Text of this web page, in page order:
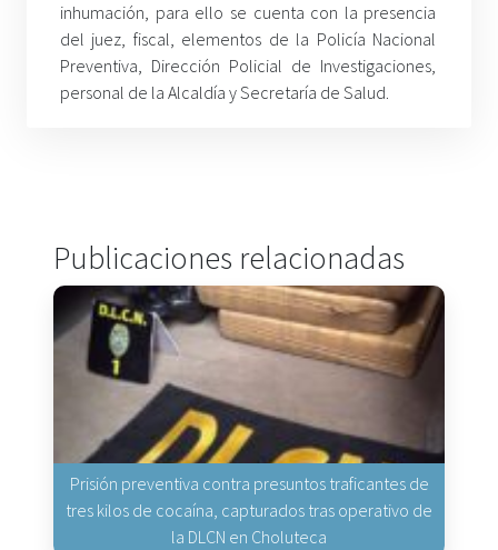
inhumación, para ello se cuenta con la presencia
del juez, fiscal, elementos de la Policía Nacional
Preventiva, Dirección Policial de Investigaciones,
personal de la Alcaldía y Secretaría de Salud.
Publicaciones relacionadas
Prisión preventiva contra presuntos traficantes de
tres kilos de cocaína, capturados tras operativo de
la DLCN en Choluteca